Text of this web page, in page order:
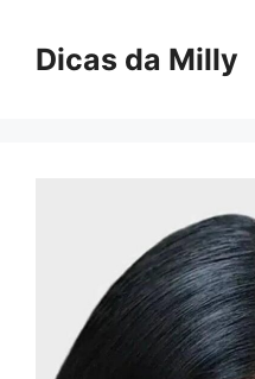
contentDicas da Milly